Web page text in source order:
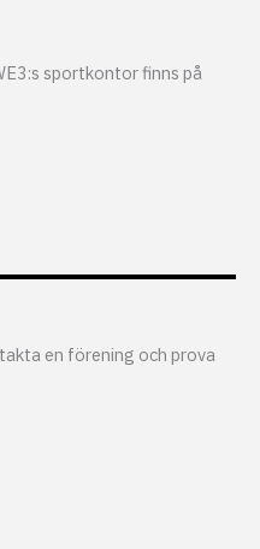
sportkontor finns på
en förening och prova